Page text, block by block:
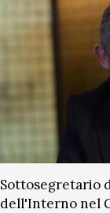
Sottosegretario
dell'Interno nel